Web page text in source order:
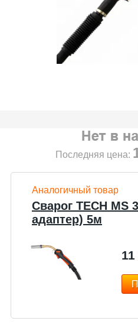
Последняя цена:
Аналогичный товар
Сварог TECH MS
адаптер) 5м